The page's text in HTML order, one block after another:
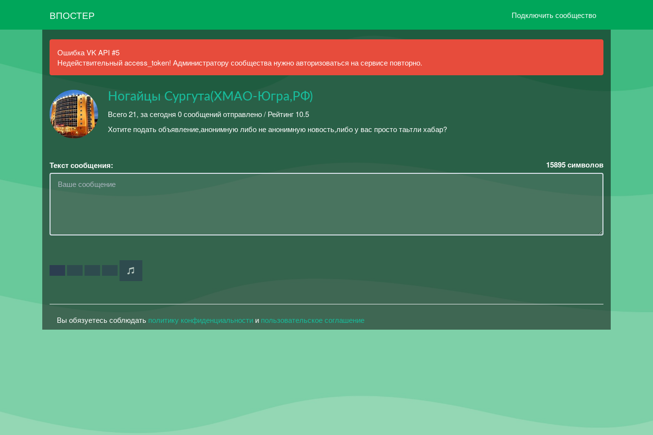
ВПОСТЕР Подключить сообщество
Ошибка VK API #5
Недействительный access_token! Администратору сообщества нужно авторизоваться на сервисе повторно.
Ногайцы Сургута(ХМАО-Югра,РФ)
Всего 21, за сегодня 0 сообщений отправлено / Рейтинг 10.5
Хотите подать объявление,анонимную либо не анонимную новость,либо у вас просто таьтли хабар?
Текст сообщения: 15895символов
Вы обязуетесь соблюдать политику конфиденциальности и пользовательское соглашение